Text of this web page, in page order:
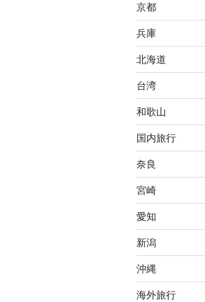
京都
兵庫
北海道
台湾
和歌山
国内旅行
奈良
宮崎
愛知
新潟
沖縄
海外旅行